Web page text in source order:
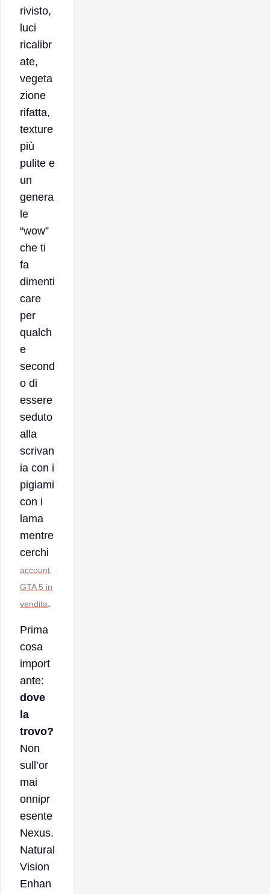
rivisto,
luci
ricalibr
ate,
vegeta
zione
rifatta,
texture
più
pulite e
un
genera
le
“wow”
che ti
fa
dimenti
care
per
qualch
e
second
o di
essere
seduto
alla
scrivan
ia con i
pigiami
con i
lama
mentre
cerchi
account
GTA 5 in
vendita.
Prima
cosa
import
ante:
dove
la
trovo?
Non
sull’or
mai
onnipr
esente
Nexus.
Natural
Vision
Enhan